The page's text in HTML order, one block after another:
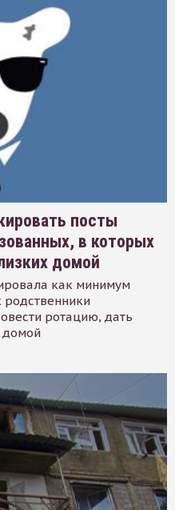
посты
в которых
домой
как минимум
родственники
ротацию, дать
домой